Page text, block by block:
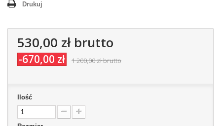
Drukuj
530,00 złbrutto
-670,00 zł 1 200,00 złbrutto
Ilość